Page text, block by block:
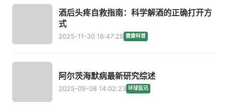
酒后头疼自救指南：科学解酒的正确打开方
式
2025-11-30 16:47:28 健康科普
阿尔茨海默病最新研究综述
2025-09-08 14:02:23 环球医讯